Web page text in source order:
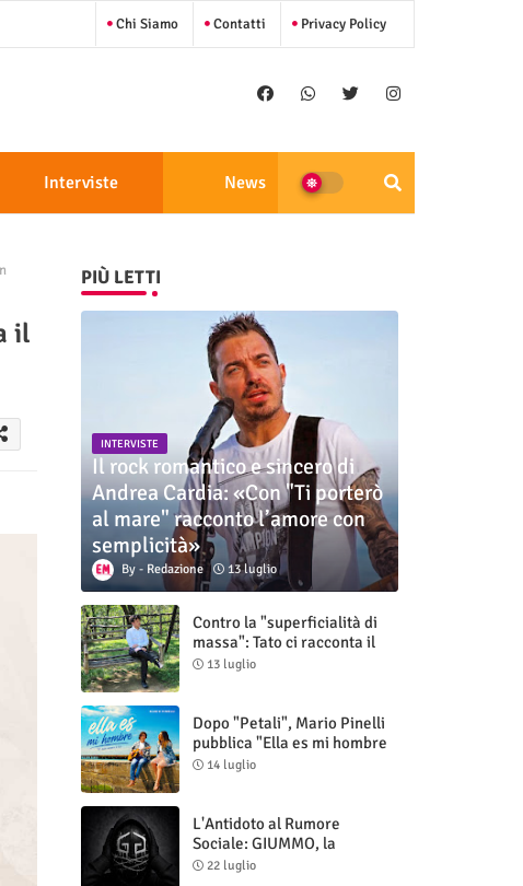
Chi Siamo Contatti Privacy Policy
Interviste News
il
PIÙ LETTI
INTERVISTE
Il rock romantico e sincero di
Andrea Cardia: «Con "Ti porterò
al mare" racconto l’amore con
semplicità»
Redazione 13 luglio
Contro la "superficialità di
massa": Tato ci racconta il
nuovo singolo "Vuoti digitali"
13 luglio
Dopo "Petali", Mario Pinelli
pubblica "Ella es mi hombre
(Il mio uomo è lei)"
14 luglio
L'Antidoto al Rumore
Sociale: GIUMMO, la
Maschera e la Cruda Verità
22 luglio